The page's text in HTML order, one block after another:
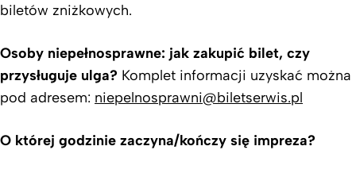
biletów zniżkowych.
Osoby niepełnosprawne: jak zakupić bilet, czy
przysługuje ulga? Komplet informacji uzyskać można
pod adresem: niepelnosprawni@biletserwis.pl
O której godzinie zaczyna/kończy się impreza?